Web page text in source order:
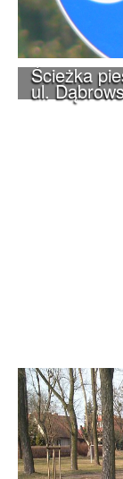
Ścieżka
ul.